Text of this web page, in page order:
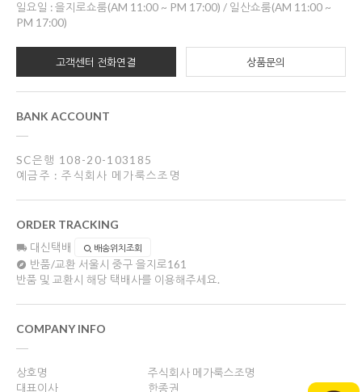
일요일 : 을지로쇼룸(AM 11:00 ~ PM 17:00) / 일산쇼룸(AM 11:00 ~
PM 17:00)
고객센터 전화연결 상품문의
BANK ACCOUNT
SC은행 108-20-103185
예금주 : 주식회사 메가룩스조명
ORDER TRACKING
대신택배 배송위치조회
반품/교환 서울시 중구 을지로161
반품 및 교환시 해당 택배사를 이용해주세요.
COMPANY INFO
상호명
주식회사 메가룩스조명
대표이사
한종권